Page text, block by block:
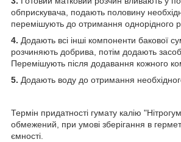
обприскувача, подають половину
перемішують до отримання однорідного
4. Додають всі інші компоненти бакової
розчиняють добрива, потім додають
Перемішують після додавання кожного
5. Додають воду до отримання
Термін придатності гумату калію
обмежений, при умові зберігання в
ємності.